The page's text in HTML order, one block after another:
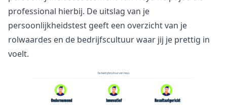
professional hierbij. De uitslag van je
persoonlijkheidstest geeft een overzicht van je
rolwaardes en de bedrijfscultuur waar jij je prettig in
voelt.